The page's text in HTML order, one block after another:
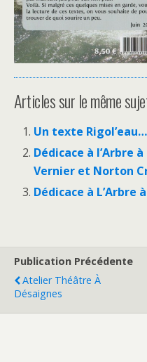
Articles sur le même
Un texte Rigol’eau…
Dédicace à l’Arbre
Vernier et Norton
Dédicace à L’Arbre
Publication Précédente
Atelier Théâtre À
Désaignes